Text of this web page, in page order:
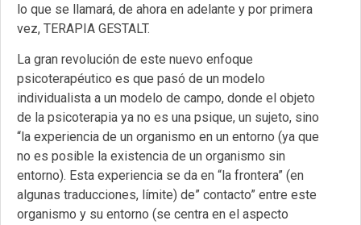
lo que se llamará, de ahora en adelante y por primera
vez, TERAPIA GESTALT.
La gran revolución de este nuevo enfoque
psicoterapéutico es que pasó de un modelo
individualista a un modelo de campo, donde el objeto
de la psicoterapia ya no es una psique, un sujeto, sino
“la experiencia de un organismo en un entorno (ya que
no es posible la existencia de un organismo sin
entorno). Esta experiencia se da en “la frontera” (en
algunas traducciones, límite) de” contacto” entre este
organismo y su entorno (se centra en el aspecto